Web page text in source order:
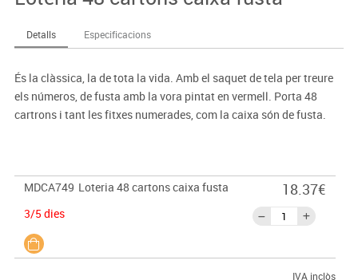
Detalls Especificacions
És la clàssica, la de tota la vida. Amb el saquet de tela per treure
els números, de fusta amb la vora pintat en vermell. Porta 48
cartrons i tant les fitxes numerades, com la caixa són de fusta.
MDCA749 Loteria 48 cartons caixa fusta
3/5 dies
18.37€
IVA inclòs